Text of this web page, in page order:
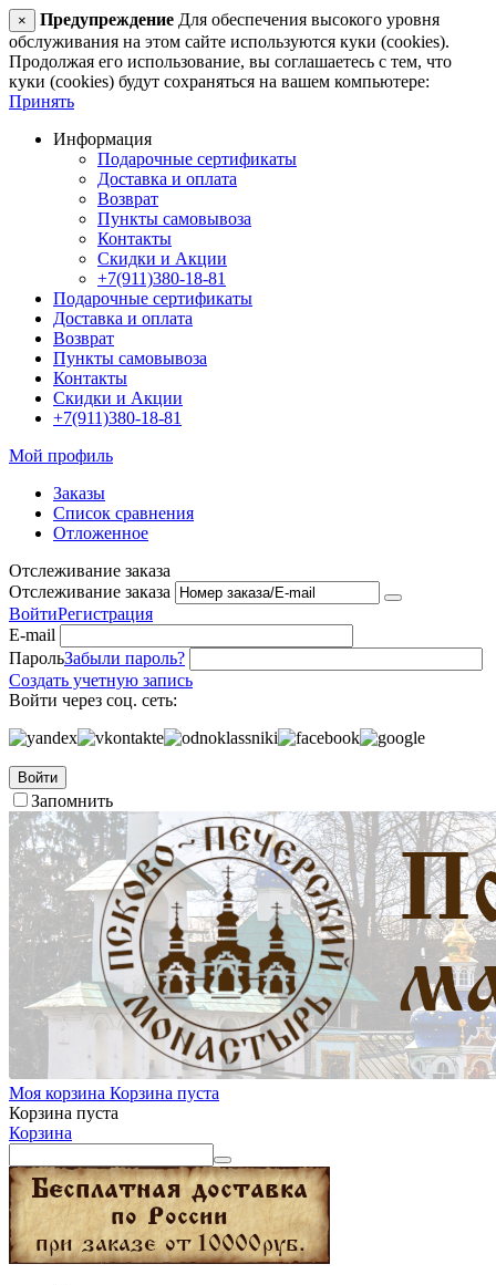
× Предупреждение Для обеспечения высокого уровня
обслуживания на этом сайте используются куки (cookies).
Продолжая его использование, вы соглашаетесь с тем, что
куки (cookies) будут сохраняться на вашем компьютере:
Принять
Информация
Подарочные сертификаты
Доставка и оплата
Возврат
Пункты самовывоза
Контакты
Скидки и Акции
+7(911)380-18-81
Подарочные сертификаты
Доставка и оплата
Возврат
Пункты самовывоза
Контакты
Скидки и Акции
+7(911)380-18-81
Мой профиль
Заказы
Список сравнения
Отложенное
Отслеживание заказа
Отслеживание заказа
ВойтиРегистрация
E-mail
ПарольЗабыли пароль?
Создать учетную запись
Войти через соц. сеть:
Войти
Запомнить
Моя корзина Корзина пуста
Корзина пуста
Корзина